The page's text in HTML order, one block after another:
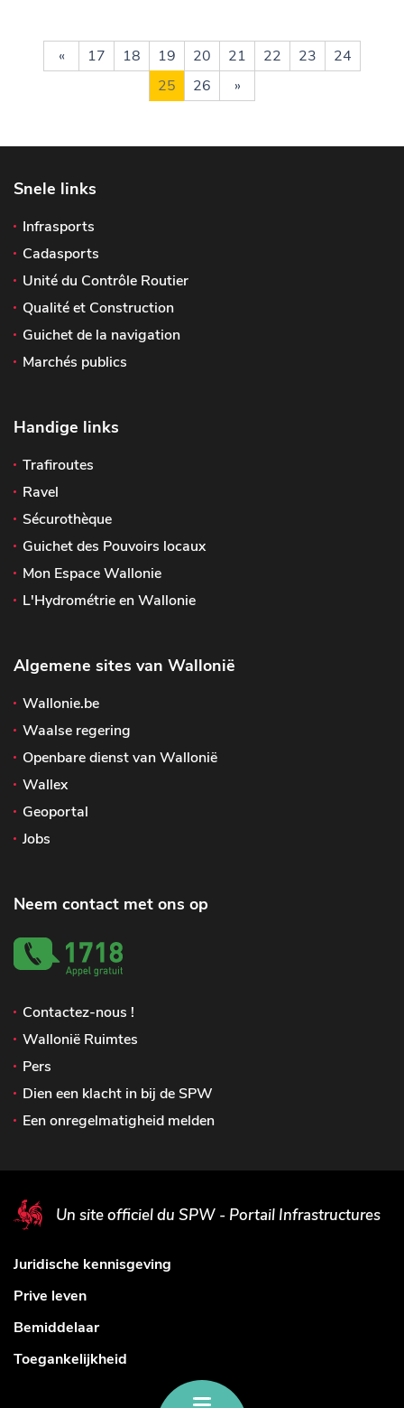
« 17 18 19 20 21 22 23
24
25
26 »
Snele links
Infrasports
Cadasports
Unité du Contrôle Routier
Qualité et Construction
Guichet de la navigation
Marchés publics
Handige links
Trafiroutes
Ravel
Sécurothèque
Guichet des Pouvoirs locaux
Mon Espace Wallonie
L'Hydrométrie en Wallonie
Algemene sites van Wallonië
Wallonie.be
Waalse regering
Openbare dienst van Wallonië
Wallex
Geoportal
Jobs
Neem contact met ons op
Contactez-nous !
Wallonië Ruimtes
Pers
Dien een klacht in bij de SPW
Een onregelmatigheid melden
Un site officiel du SPW - Portail Infrastructures
Juridische kennisgeving
Prive leven
Bemiddelaar
Toegankelijkheid